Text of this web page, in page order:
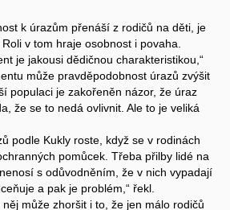
k úrazům přenáší z rodičů na děti, je
v tom hraje osobnost i povaha.
je jakousi dědičnou charakteristikou,“
může pravděpodobnost úrazů zvýšit
populaci je zakořeněn názor, že úraz
že se to nedá ovlivnit. Ale to je veliká
podle Kukly roste, když se v rodinách
pomůcek. Třeba přilby lidé na
s odůvodněním, že v nich vypadají
a pak je problém,“ řekl.
může zhoršit i to, že jen málo rodičů